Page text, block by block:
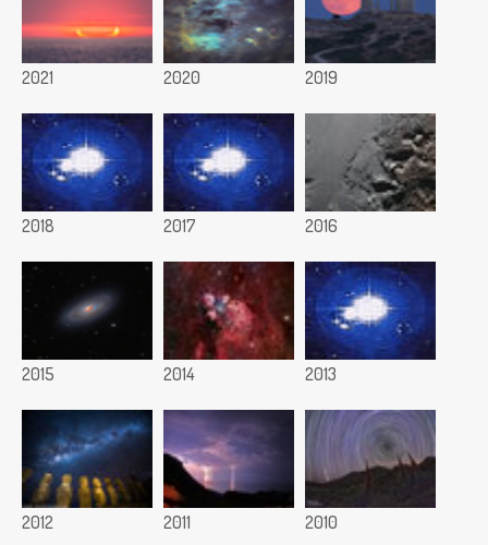
2021 2020 2019
2018 2017 2016
2015 2014 2013
2012 2011 2010